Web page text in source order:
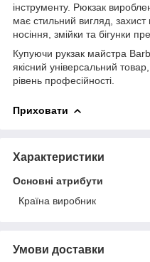
інструменту. Рюкзак
має стильний вигляд,
носіння, змійки та бігунки
Купуючи рукзак майстра
якісний універсальний
рівень професійності.
Приховати
Характеристики
Основні атрибути
Країна виробник
Умови доставки